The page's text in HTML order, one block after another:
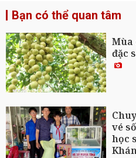
Bạn có thể quan tâm
Mùa
đặc
vé
học